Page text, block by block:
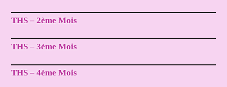
THS – 2ème Mois
THS – 3ème Mois
THS – 4ème Mois